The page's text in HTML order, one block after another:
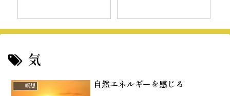
気
瞑想 自然エネルギーを感じる